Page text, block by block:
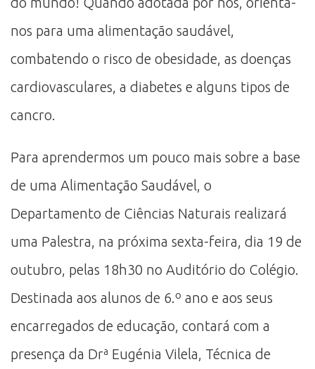
nos para uma alimentação saudável,
combatendo o risco de obesidade, as doenças
cardiovasculares, a diabetes e alguns tipos de
cancro.
Para aprendermos um pouco mais sobre a base
de uma Alimentação Saudável, o
Departamento de Ciências Naturais realizará
uma Palestra, na próxima sexta-feira, dia 19 de
outubro, pelas 18h30 no Auditório do Colégio.
Destinada aos alunos de 6.º ano e aos seus
encarregados de educação, contará com a
presença da Drª Eugénia Vilela, Técnica de